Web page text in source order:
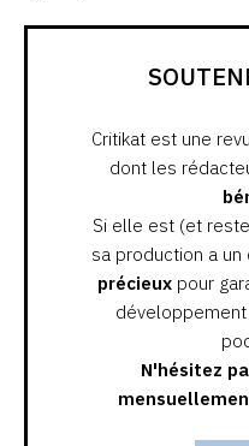
Critikat est une
dont les
Si elle est (et
sa production a un
précieuxpour
N'hésitez